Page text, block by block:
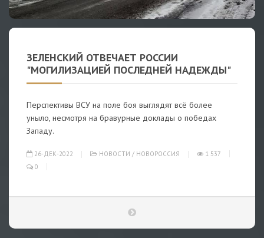
ЗЕЛЕНСКИЙ ОТВЕЧАЕТ РОССИИ
"МОГИЛИЗАЦИЕЙ ПОСЛЕДНЕЙ НАДЕЖДЫ"
Перспективы ВСУ на поле боя выглядят всё более
уныло, несмотря на бравурные доклады о победах
Западу.
26-ДЕК-2022 НОВОСТИ / НОВОРОССИЯ
1 537
0